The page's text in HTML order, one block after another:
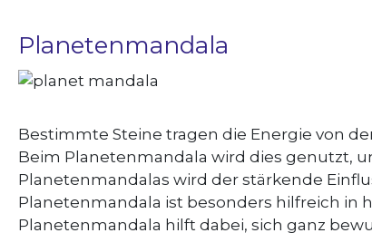
Planetenmandala
Bestimmte Steine tragen die Energie von
Beim Planetenmandala wird dies genutzt,
Planetenmandalas wird der stärkende
Planetenmandala ist besonders hilfreich in
Planetenmandala hilft dabei, sich ganz